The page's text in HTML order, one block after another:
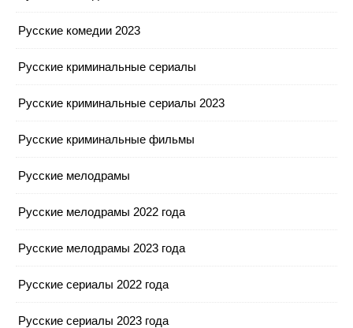
Русские комедии 2023
Русские криминальные сериалы
Русские криминальные сериалы 2023
Русские криминальные фильмы
Русские мелодрамы
Русские мелодрамы 2022 года
Русские мелодрамы 2023 года
Русские сериалы 2022 года
Русские сериалы 2023 года